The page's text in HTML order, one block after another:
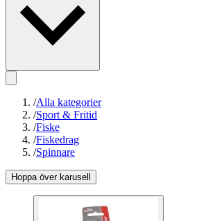
/Alla kategorier
/Sport & Fritid
/Fiske
/Fiskedrag
/Spinnare
Hoppa över karusell